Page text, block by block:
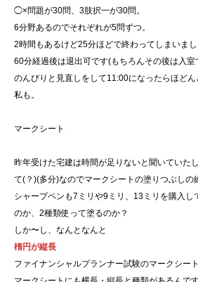
◯×問題が30問、3肢択一が30問。
6分野あるのでそれぞれが5問ずつ。
2時間もあるけど25分ほどで終わってしまいまし
60分経過後は退出可です(もちろんその後は入室
のんびりと見直しをして11:00になったらほど
私も。
マークシート
昨年受けた宅建は時間が足りないと聞いていた
て(？)(多分)なのでマークシートの塗りつぶしの
シャープペンも7ミリや9ミリ、13ミリを購入し
のか、2種類使って塗るのか？
しか〜し、なんとなんと
楕円が縦長
ファイナンシャルプランナー試験のマークシー